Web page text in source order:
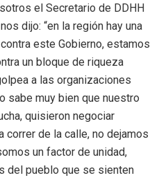
el Secretario de DDHH
dijo: “en la región hay una
este Gobierno, estamos
un bloque de riqueza
a las organizaciones
sabe muy bien que nuestro
quisieron negociar
correr de la calle, no dejamos
un factor de unidad,
del pueblo que se sienten